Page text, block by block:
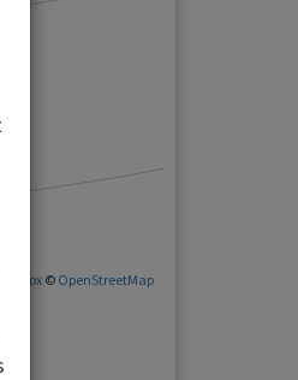
Mapbox © OpenStreetMap